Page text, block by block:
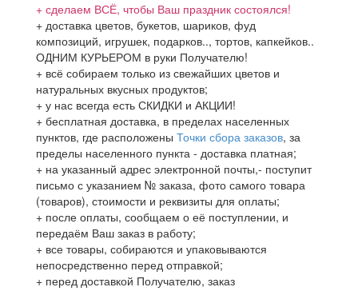
+ сделаем ВСЁ, чтобы Ваш праздник состоялся!
+ доставка цветов, букетов, шариков, фуд
композиций, игрушек, подарков.., тортов, капкейков..
ОДНИМ КУРЬЕРОМ в руки Получателю!
+ всё собираем только из свежайших цветов и
натуральных вкусных продуктов;
+ у нас всегда есть СКИДКИ и АКЦИИ!
+ бесплатная доставка, в пределах населенных
пунктов, где расположены Точки сбора заказов, за
пределы населенного пункта - доставка платная;
+ на указанный адрес электронной почты,- поступит
письмо с указанием № заказа, фото самого товара
(товаров), стоимости и реквизиты для оплаты;
+ после оплаты, сообщаем о её поступлении, и
передаём Ваш заказ в работу;
+ все товары, собираются и упаковываются
непосредственно перед отправкой;
+ перед доставкой Получателю, заказ